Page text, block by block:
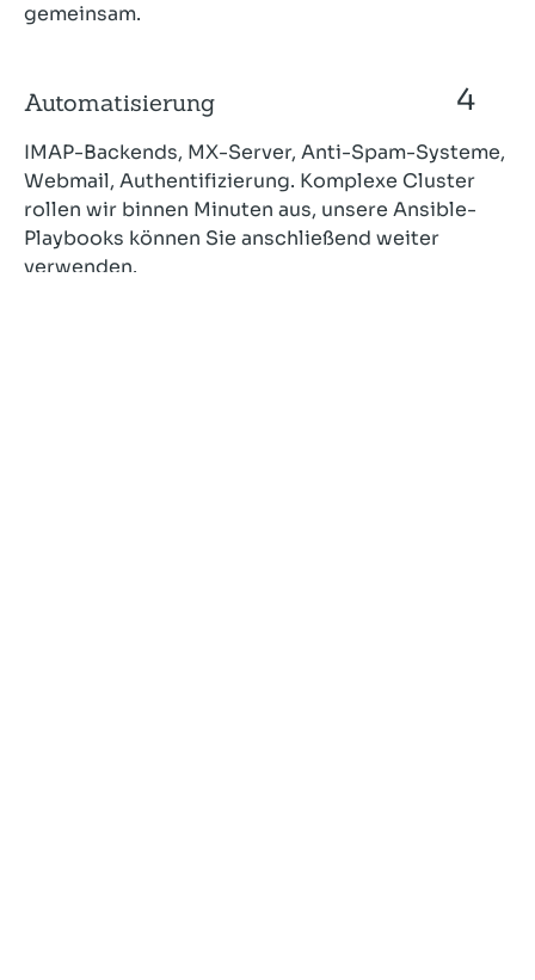
gemeinsam.
Automatisierung
IMAP-Backends, MX-Server, Anti-Spam-Systeme,
Webmail, Authentifizierung. Komplexe Cluster
rollen wir binnen Minuten aus, unsere Ansible-
Playbooks können Sie anschließend weiter
verwenden.